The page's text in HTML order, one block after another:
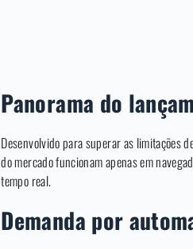
Panorama do
Desenvolvido para superar as limitações
do mercado funcionam apenas em
tempo real.
Demanda por